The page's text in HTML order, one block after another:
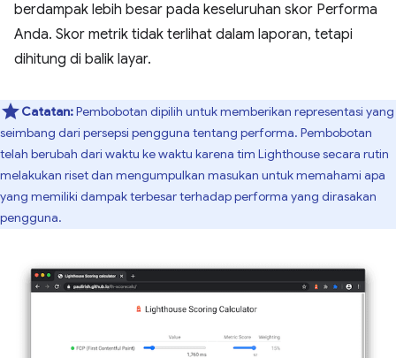
berdampak lebih besar pada keseluruhan skor Performa
Anda. Skor metrik tidak terlihat dalam laporan, tetapi
dihitung di balik layar.
Catatan:Pembobotan dipilih untuk memberikan representasi yang
seimbang dari persepsi pengguna tentang performa. Pembobotan
telah berubah dari waktu ke waktu karena tim Lighthouse secara rutin
melakukan riset dan mengumpulkan masukan untuk memahami apa
yang memiliki dampak terbesar terhadap performa yang dirasakan
pengguna.